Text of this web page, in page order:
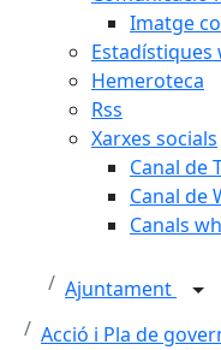
Imatge
Estadístiques
Hemeroteca
Rss
Xarxes socials
Canal de
Canal de
Canals
Ajuntament
Acció i Pla de